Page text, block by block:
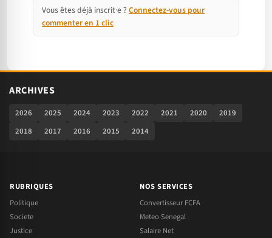
Vous êtes déjà inscrit·e ? Connectez-vous pour
commenter en 1 clic
ARCHIVES
2026 2025 2024 2023 2022 2021 2020
2019
2018
2017 2016 2015 2014
RUBRIQUES
Politique
Societe
Justice
NOS SERVICES
Convertisseur FCFA
Meteo Senegal
Salaire Net